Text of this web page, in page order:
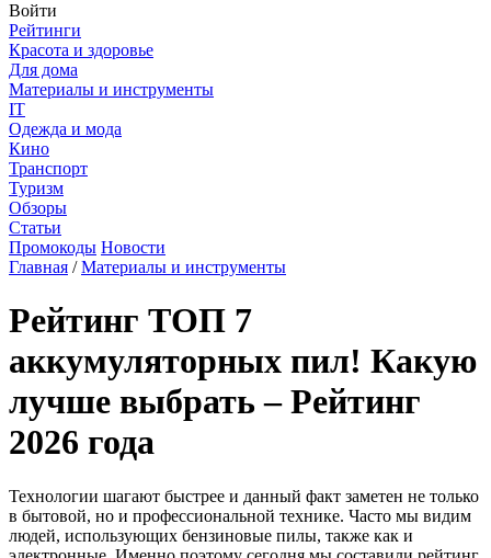
Войти
Рейтинги
Красота и здоровье
Для дома
Материалы и инструменты
IT
Одежда и мода
Кино
Транспорт
Туризм
Обзоры
Статьи
Промокоды Новости
Главная /Материалы и инструменты
Рейтинг ТОП 7
аккумуляторных пил! Какую
лучше выбрать – Рейтинг
2026 года
Технологии шагают быстрее и данный факт заметен не только
в бытовой, но и профессиональной технике. Часто мы видим
людей, использующих бензиновые пилы, также как и